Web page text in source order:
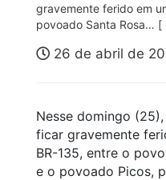
gravemente ferido em
povoado Santa Rosa… [
26 de abril de
Nesse domingo
ficar gravemente
BR-135, entre o
e o povoado Picos,